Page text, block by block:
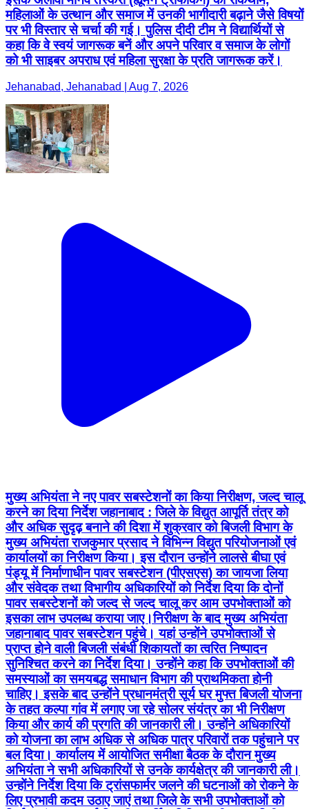
महिलाओं के उत्थान और समाज में उनकी भागीदारी बढ़ाने जैसे विषयों
पर भी विस्तार से चर्चा की गई। पुलिस दीदी टीम ने विद्यार्थियों से
कहा कि वे स्वयं जागरूक बनें और अपने परिवार व समाज के लोगों
को भी साइबर अपराध एवं महिला सुरक्षा के प्रति जागरूक करें।
Jehanabad, Jehanabad | Aug 7, 2026
मुख्य अभियंता ने नए पावर सबस्टेशनों का किया निरीक्षण, जल्द चालू
करने का दिया निर्देश जहानाबाद : जिले के विद्युत आपूर्ति तंत्र को
और अधिक सुदृढ़ बनाने की दिशा में शुक्रवार को बिजली विभाग के
मुख्य अभियंता राजकुमार प्रसाद ने विभिन्न विद्युत परियोजनाओं एवं
कार्यालयों का निरीक्षण किया। इस दौरान उन्होंने लालसे बीघा एवं
पंड्यू में निर्माणाधीन पावर सबस्टेशन (पीएसएस) का जायजा लिया
और संवेदक तथा विभागीय अधिकारियों को निर्देश दिया कि दोनों
पावर सबस्टेशनों को जल्द से जल्द चालू कर आम उपभोक्ताओं को
इसका लाभ उपलब्ध कराया जाए।निरीक्षण के बाद मुख्य अभियंता
जहानाबाद पावर सबस्टेशन पहुंचे। यहां उन्होंने उपभोक्ताओं से
प्राप्त होने वाली बिजली संबंधी शिकायतों का त्वरित निष्पादन
सुनिश्चित करने का निर्देश दिया। उन्होंने कहा कि उपभोक्ताओं की
समस्याओं का समयबद्ध समाधान विभाग की प्राथमिकता होनी
चाहिए। इसके बाद उन्होंने प्रधानमंत्री सूर्य घर मुफ्त बिजली योजना
के तहत कल्पा गांव में लगाए जा रहे सोलर संयंत्र का भी निरीक्षण
किया और कार्य की प्रगति की जानकारी ली। उन्होंने अधिकारियों
को योजना का लाभ अधिक से अधिक पात्र परिवारों तक पहुंचाने पर
बल दिया। कार्यालय में आयोजित समीक्षा बैठक के दौरान मुख्य
अभियंता ने सभी अधिकारियों से उनके कार्यक्षेत्र की जानकारी ली।
उन्होंने निर्देश दिया कि ट्रांसफार्मर जलने की घटनाओं को रोकने के
लिए प्रभावी कदम उठाए जाएं तथा जिले के सभी उपभोक्ताओं को